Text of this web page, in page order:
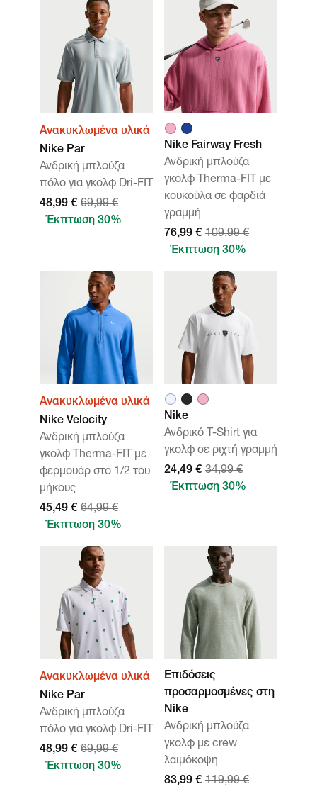
Ανακυκλωμένα υλικά
Nike Par
Ανδρική μπλούζα
πόλο για γκολφ Dri-FIT
48,99 € 69,99 €
Έκπτωση 30%
Nike Fairway Fresh
Ανδρική μπλούζα
γκολφ Therma-FIT με
κουκούλα σε φαρδιά
γραμμή
76,99 € 109,99 €
Έκπτωση 30%
Ανακυκλωμένα υλικά
Nike Velocity
Ανδρική μπλούζα
γκολφ Therma-FIT με
φερμουάρ στο 1/2 του
μήκους
45,49 € 64,99 €
Έκπτωση 30%
Nike
Ανδρικό T-Shirt για
γκολφ σε ριχτή γραμμή
24,49 € 34,99 €
Έκπτωση 30%
Ανακυκλωμένα υλικά
Nike Par
Ανδρική μπλούζα
πόλο για γκολφ Dri-FIT
48,99 € 69,99 €
Έκπτωση 30%
Επιδόσεις
προσαρμοσμένες στη
Nike
Ανδρική μπλούζα
γκολφ με crew
λαιμόκοψη
83,99 € 119,99 €